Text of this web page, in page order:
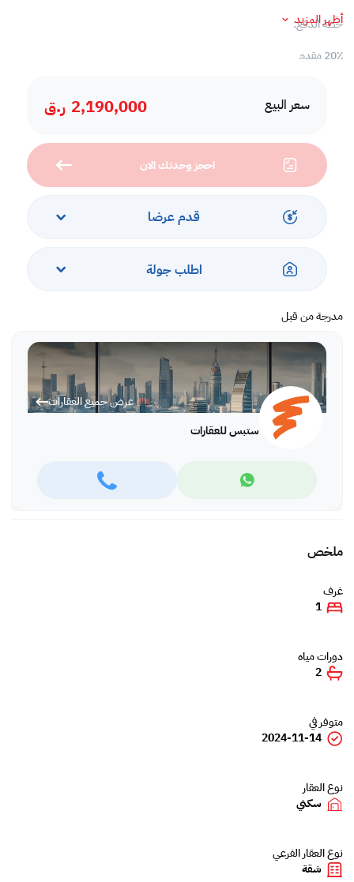
سعر البيع 2,190,000 ر.ق
احجز وحدتك الان
قدم عرضا
اطلب جولة
مدرجة من قبل
عرض جميع العقارات
ستبس للعقارات
خطة الدفع:
20٪ مقدم
•غرفة جلوس
•غرفة الطعام
• غرفة نوم رئيسية بها خزائن ملابس
• مطبخ مفتوح مجهز بالكامل
الخدمات والمرافق:
• حمام سباحة وجاكوزي
• مركز لياقة بدنية مجهز بالكامل
• إطلالات على البحر والمدينة
• منطقة لعب الأطفال
• خدمة الكونسيرج والأمن على مدار 24 ساعة
•موقف سيارات
* الخيارات: 1 ، 2 ، أو 3 غرف نوم *
أظهر المزيد
ملخص
غرف
1
دورات مياه
2
متوفر في
2024-11-14
نوع العقار
سكني
نوع العقار الفرعي
شقة